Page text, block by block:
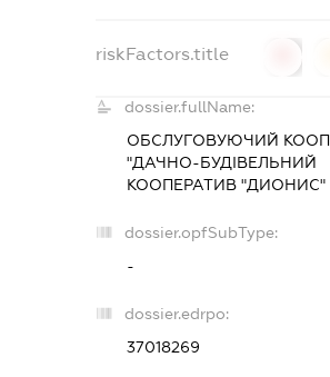
riskFactors.title
dossier.fullName:
ОБСЛУГОВУЮЧИЙ
"ДАЧНО-БУДІВЕЛЬНИЙ
КООПЕРАТИВ "ДИОНИС"
dossier.opfSubType:
-
dossier.edrpo:
37018269